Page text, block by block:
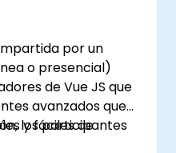
por un
o presencial)
de Vue JS que
avanzados que
y fáciles de
los participantes